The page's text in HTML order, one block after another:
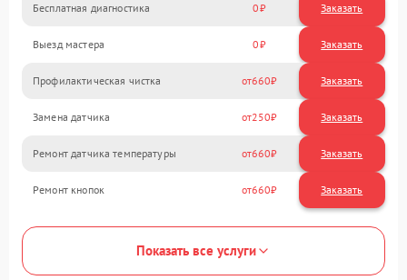
Бесплатная диагностика 0 Заказать
Выезд мастера 0 Заказать
Профилактическая чистка 660
Замена датчика 250
Ремонт датчика температуры 660
Ремонт кнопок 660
Показать все услуги